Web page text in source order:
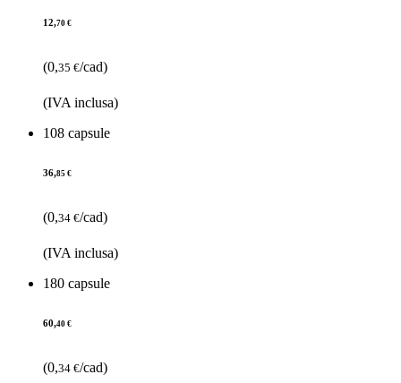
12,70 €
(0,35 €/cad)
(IVA inclusa)
108 capsule
36,85 €
(0,34 €/cad)
(IVA inclusa)
180 capsule
60,40 €
(0,34 €/cad)